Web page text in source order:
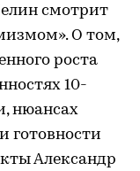
смотрит
О том,
роста
10-
нюансах
готовности
Александр